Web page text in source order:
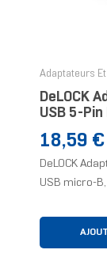
Adaptateurs
DeLOCK
USB 5-Pin
Prix
18,59 €
DeLOCK
USB micro-